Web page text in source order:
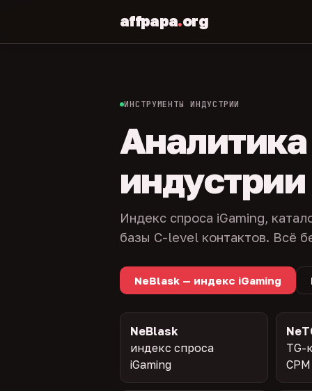
affpapa.org
ИНСТРУМЕНТЫ ИНДУСТРИИ
индустрии
Индекс спроса iGaming,
базы C-level контактов. Всё
NeBlask — индекс iGaming
NeBlask
индекс спроса
iGaming
TG-
CPM